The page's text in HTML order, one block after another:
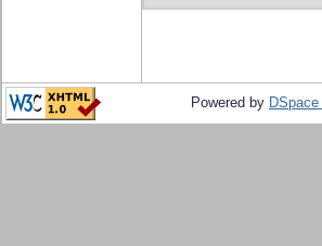
Powered by